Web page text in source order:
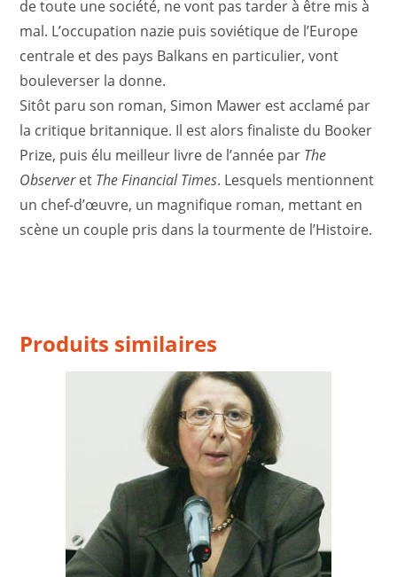
de toute une société, ne vont pas tarder à être mis à
mal. L’occupation nazie puis soviétique de l’Europe
centrale et des pays Balkans en particulier, vont
bouleverser la donne.
Sitôt paru son roman, Simon Mawer est acclamé par
la critique britannique. Il est alors finaliste du Booker
Prize, puis élu meilleur livre de l’année par The
Observeret The Financial Times. Lesquels mentionnent
un chef-d’œuvre, un magnifique roman, mettant en
scène un couple pris dans la tourmente de l’Histoire.
Produits similaires